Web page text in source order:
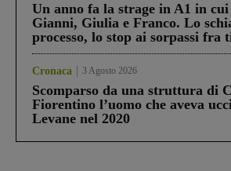
Un anno fa la strage in A1 in
Gianni, Giulia e Franco. Lo
processo, lo stop ai sorpassi fra
Cronaca 3 Agosto 2026
Scomparso da una struttura di
Fiorentino l’uomo che aveva
Levane nel 2020